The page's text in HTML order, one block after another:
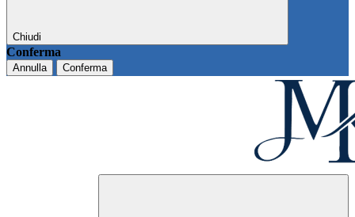
Chiudi
Conferma
Annulla Conferma